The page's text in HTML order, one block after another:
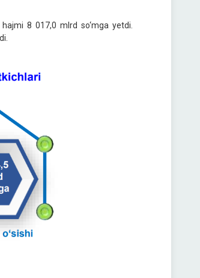
8 017,0 mlrd so‘mga yetdi.